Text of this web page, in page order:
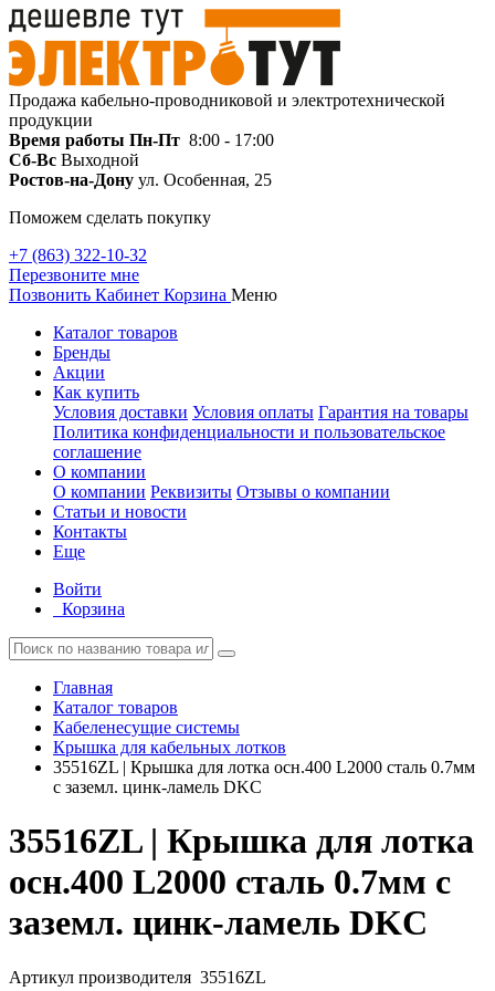
Продажа кабельно-проводниковой и электротехнической
продукции
Время работы Пн-Пт 8:00 - 17:00
Сб-Вс Выходной
Ростов-на-Дону ул. Особенная, 25
Поможем сделать покупку
+7 (863) 322-10-32
Перезвоните мне
Позвонить Кабинет Корзина Меню
Каталог товаров
Бренды
Акции
Как купить
Условия доставки Условия оплаты Гарантия на товары
Политика конфиденциальности и пользовательское
соглашение
О компании
О компании Реквизиты Отзывы о компании
Статьи и новости
Контакты
Еще
Войти
Корзина
Главная
Каталог товаров
Кабеленесущие системы
Крышка для кабельных лотков
35516ZL | Крышка для лотка осн.400 L2000 сталь 0.7мм
с заземл. цинк-ламель DKC
35516ZL | Крышка для лотка
осн.400 L2000 сталь 0.7мм с
заземл. цинк-ламель DKC
Артикул производителя 35516ZL